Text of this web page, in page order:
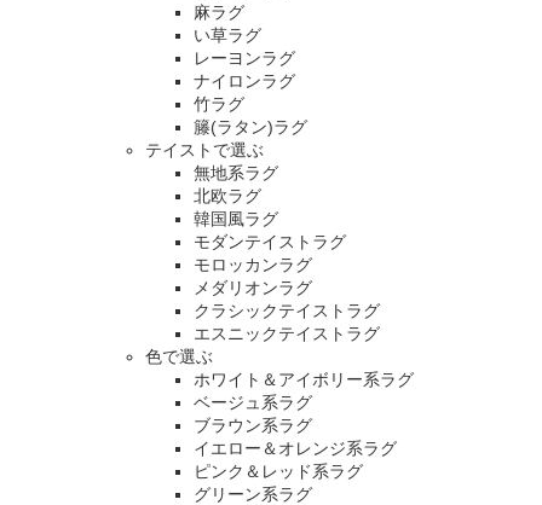
麻ラグ
い草ラグ
レーヨンラグ
ナイロンラグ
竹ラグ
籐(ラタン)ラグ
テイストで選ぶ
無地系ラグ
北欧ラグ
韓国風ラグ
モダンテイストラグ
モロッカンラグ
メダリオンラグ
クラシックテイストラグ
エスニックテイストラグ
色で選ぶ
ホワイト＆アイボリー系ラグ
ベージュ系ラグ
ブラウン系ラグ
イエロー＆オレンジ系ラグ
ピンク＆レッド系ラグ
グリーン系ラグ